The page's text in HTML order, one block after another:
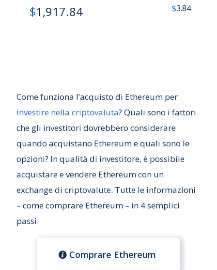
$1,917.84 $3.84
Come funziona l’acquisto di Ethereum per
investire nella criptovaluta? Quali sono i fattori
che gli investitori dovrebbero considerare
quando acquistano Ethereum e quali sono le
opzioni? In qualità di investitore, è possibile
acquistare e vendere Ethereum con un
exchange di criptovalute. Tutte le informazioni
– come comprare Ethereum – in 4 semplici
passi.
Comprare Ethereum